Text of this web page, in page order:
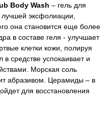
Body Wash – гель для
эксфолиации,
она становится еще более
в составе геля - улучшает
клетки кожи, полируя
средстве успокаивает и
Морская соль
абразивом. Церамиды – в
для восстановления